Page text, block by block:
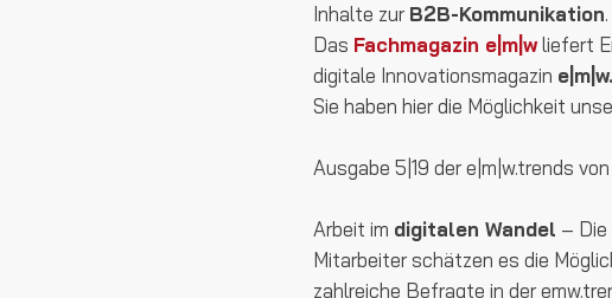
Inhalte zur B2B-Kommunikation.
Das Fachmagazin e|m|wliefert
digitale Innovationsmagazin
Sie haben hier die Möglichkeit
Ausgabe 5|19 der e|m|w.trends
Arbeit im digitalen Wandel – Die
Mitarbeiter schätzen es die
zahlreiche Befragte in der